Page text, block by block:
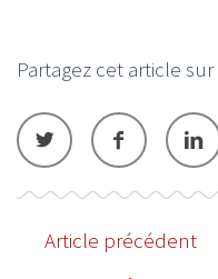
Partagez cet article
Article précédent